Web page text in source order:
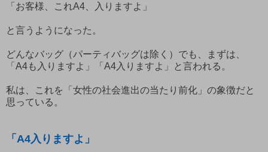
「お客様、これA4、入りますよ」
と言うようになった。
どんなバッグ（パーティバッグは除く）でも、まずは、
「A4も入りますよ」「A4入りますよ」と言われる。
私は、これを「女性の社会進出の当たり前化」の象徴だと
思っている。
「A4入りますよ」